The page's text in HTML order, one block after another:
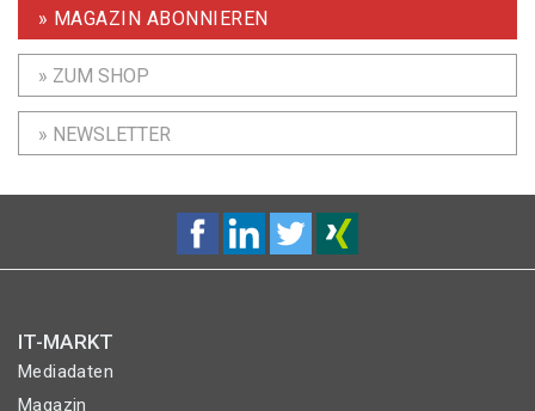
» MAGAZIN ABONNIEREN
» ZUM SHOP
» NEWSLETTER
IT-MARKT
Mediadaten
Magazin